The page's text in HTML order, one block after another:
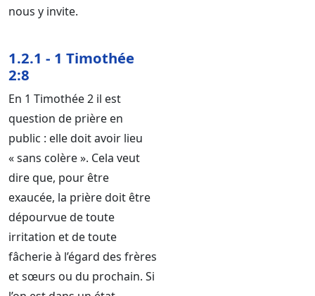
nous y invite.
1.2.1 - 1 Timothée
2:8
En 1 Timothée 2 il est
question de prière en
public : elle doit avoir lieu
« sans colère ». Cela veut
dire que, pour être
exaucée, la prière doit être
dépourvue de toute
irritation et de toute
fâcherie à l’égard des frères
et sœurs ou du prochain. Si